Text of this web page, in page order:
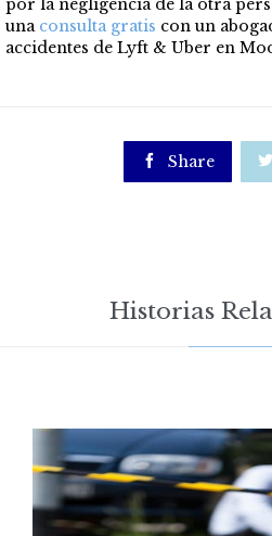
por la negligencia de la otra
una consulta gratis con un
accidentes de Lyft & Uber en
 Share 
Historias